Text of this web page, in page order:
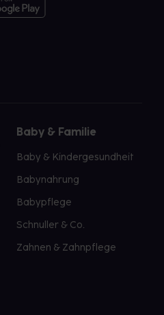
Baby & Familie
Baby & Kindergesundheit
Babynahrung
Babypflege
Schnuller & Co.
Zahnen & Zahnpflege